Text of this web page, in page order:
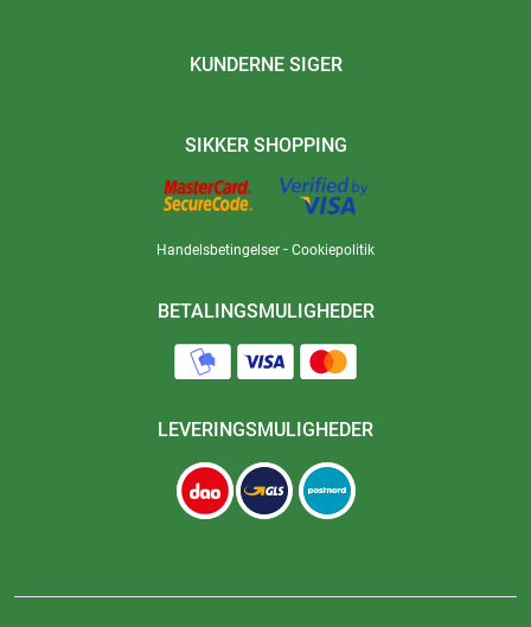
KUNDERNE SIGER
SIKKER SHOPPING
Handelsbetingelser - Cookiepolitik
BETALINGSMULIGHEDER
LEVERINGSMULIGHEDER